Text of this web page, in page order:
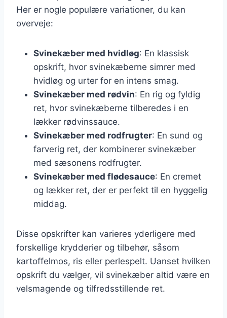
Her er nogle populære variationer, du kan
overveje:
Svinekæber med hvidløg: En klassisk
opskrift, hvor svinekæberne simrer med
hvidløg og urter for en intens smag.
Svinekæber med rødvin: En rig og fyldig
ret, hvor svinekæberne tilberedes i en
lækker rødvinssauce.
Svinekæber med rodfrugter: En sund og
farverig ret, der kombinerer svinekæber
med sæsonens rodfrugter.
Svinekæber med flødesauce: En cremet
og lækker ret, der er perfekt til en hyggelig
middag.
Disse opskrifter kan varieres yderligere med
forskellige krydderier og tilbehør, såsom
kartoffelmos, ris eller perlespelt. Uanset hvilken
opskrift du vælger, vil svinekæber altid være en
velsmagende og tilfredsstillende ret.